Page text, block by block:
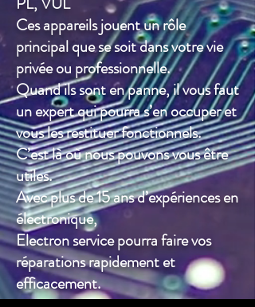
Ces appareils jouent un rôle
principal que se soit dans votre vie
privée ou professionnelle.
Quand ils sont en panne, il vous faut
un expert qui pourra s’en occuper et
vous les restituer fonctionnels.
C’est là où nous pouvons vous être
utiles.
Avec plus de 15 ans d’expériences en
électronique,
Electron service pourra faire vos
réparations rapidement et
efficacement.